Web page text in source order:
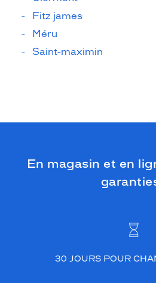
Fitz james
Méru
Saint-maximin
En magasin et en
30 JOURS POUR